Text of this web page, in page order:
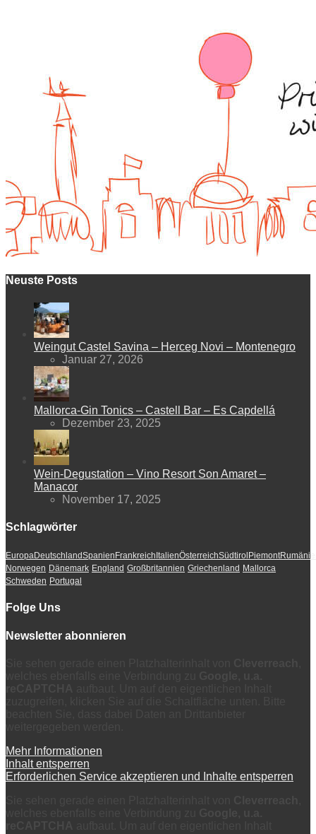
Neuste Posts
Weingut Castel Savina – Herceg Novi – Montenegro
Januar 27, 2026
Mallorca-Gin Tonics – Castell Bar – Es Capdellá
Dezember 23, 2025
Wein-Degustation – Vino Resort Son Amaret –
Manacor
November 17, 2025
Schlagwörter
EuropaDeutschlandSpanien Frankreich ItalienÖsterreichSüdtirol Piemont
Norwegen Dänemark England Großbritannien Griechenland Mallorca
Schweden Portugal
Folge Uns
Newsletter abonnieren
Mehr Informationen
Inhalt entsperren
Erforderlichen Service akzeptieren und Inhalte entsperren